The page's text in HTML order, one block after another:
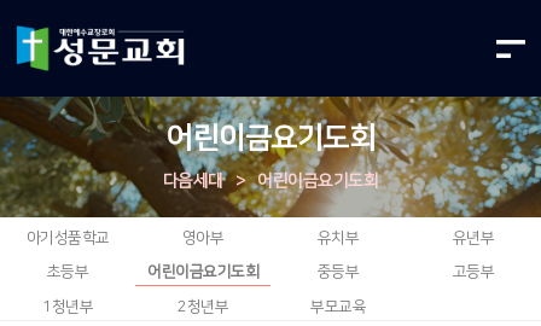
어린이금요기도회
다음세대 > 어린이금요기도회
아기성품학교 영아부 유치부
유년부
초등부
어린이금요기도회 중등부 고등부
1청년부 2청년부 부모교육